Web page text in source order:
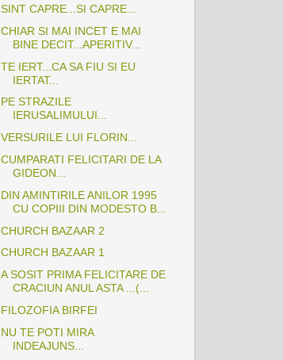
SINT CAPRE...SI CAPRE...
CHIAR SI MAI INCET E MAI
BINE DECIT...APERITIV...
TE IERT...CA SA FIU SI EU
IERTAT...
PE STRAZILE
IERUSALIMULUI...
VERSURILE LUI FLORIN...
CUMPARATI FELICITARI DE LA
GIDEON...
DIN AMINTIRILE ANILOR 1995
CU COPIII DIN MODESTO B...
CHURCH BAZAAR 2
CHURCH BAZAAR 1
A SOSIT PRIMA FELICITARE DE
CRACIUN ANUL ASTA ...(...
FILOZOFIA BIRFEI
NU TE POTI MIRA
INDEAJUNS...